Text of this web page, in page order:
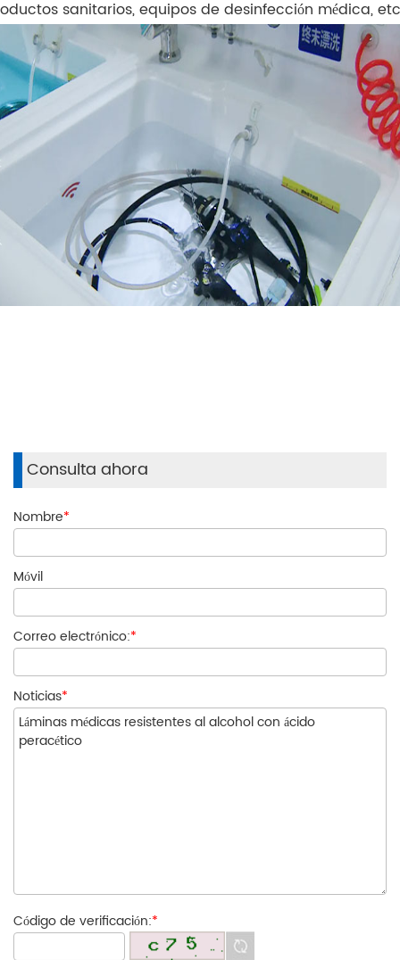
sanitarios, equipos de desinfección médica,
Consulta ahora
Nombre*
Móvil
Correo electrónico:*
Noticias*
Código de verificación:*